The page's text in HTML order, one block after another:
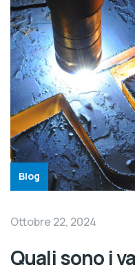
Blog
Ottobre 22, 2024
Quali sono i